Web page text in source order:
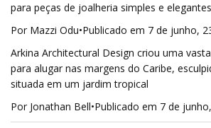
para peças de joalheria simples e elegantes
Por Mazzi Odu•Publicado em 7 de junho,
Arkina Architectural Design criou uma
para alugar nas margens do Caribe,
situada em um jardim tropical
Por Jonathan Bell•Publicado em 7 de